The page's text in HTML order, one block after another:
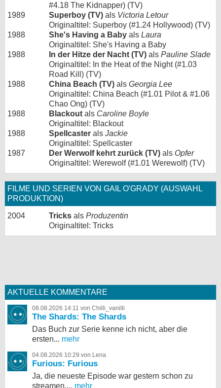
#4.18 The Kidnapper) (TV)
1989
Superboy (TV) als Victoria Letour
Originaltitel: Superboy (#1.24 Hollywood) (TV)
1988
She's Having a Baby als Laura
Originaltitel: She's Having a Baby
1988
In der Hitze der Nacht (TV) als Pauline Slade
Originaltitel: In the Heat of the Night (#1.03
Road Kill) (TV)
1988
China Beach (TV) als Georgia Lee
Originaltitel: China Beach (#1.01 Pilot & #1.06
Chao Ong) (TV)
1988
Blackout als Caroline Boyle
Originaltitel: Blackout
1988
Spellcaster als Jackie
Originaltitel: Spellcaster
1987
Der Werwolf kehrt zurück (TV) als Opfer
Originaltitel: Werewolf (#1.01 Werewolf) (TV)
FILME UND SERIEN VON GAIL O'GRADY (AUSWAHL
PRODUKTION)
2004 Tricks als Produzentin
Originaltitel: Tricks
AKTUELLE KOMMENTARE
08.08.2026 14:11 von Chilli_vanilli
The Shards: The Shards
Das Buch zur Serie kenne ich nicht, aber die
ersten... mehr
04.08.2026 10:29 von Lena
Furious: Furious
Ja, die neueste Episode war gestern schon zu
streamen,... mehr